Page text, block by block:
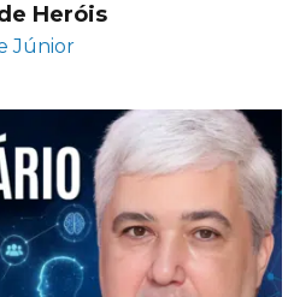
Heróis
Júnior